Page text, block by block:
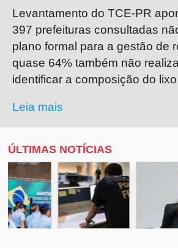
Levantamento do TCE-PR
397 prefeituras consultadas
plano formal para a gestão de
quase 64% também não
identificar a composição do lixo
Leia mais
ÚLTIMAS NOTÍCIAS
PF e
apuram